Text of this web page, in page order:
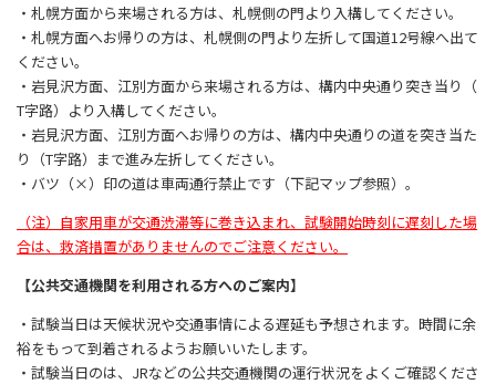
・札幌方面から来場される方は、 札幌側の門より入構してください。
・札幌方面へお帰りの方は、札幌側の門より左折して国道12号線へ出て
ください。
・岩見沢方面、江別方面から来場される方は、構内中央通り突き当り（
T字路）より入構してください。
・岩見沢方面、江別方面へお帰りの方は、構内中央通りの道を突き当た
り（T字路） まで進み左折してください。
・バツ（×）印の道は車両通行禁止です（下記マップ参照）。
（注）自家用車が交通渋滞等に巻き込まれ、 試験開始時刻に遅刻した場
合は、 救済措置がありませんのでご注意ください。
【公共交通機関を利用される方へのご案内】
・試験当日は天候状況や交通事情による遅延も予想されます。時間に余
裕をもって到着されるようお願いいたします。
・試験当日のは、JRなどの公共交通機関の運行状況をよくご確認くださ